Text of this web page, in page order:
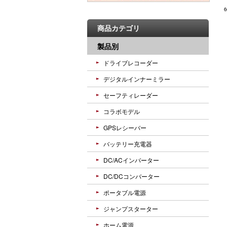
商品カテゴリ
製品別
ドライブレコーダー
デジタルインナーミラー
セーフティレーダー
コラボモデル
GPSレシーバー
バッテリー充電器
DC/ACインバーター
DC/DCコンバーター
ポータブル電源
ジャンプスターター
ホーム電源